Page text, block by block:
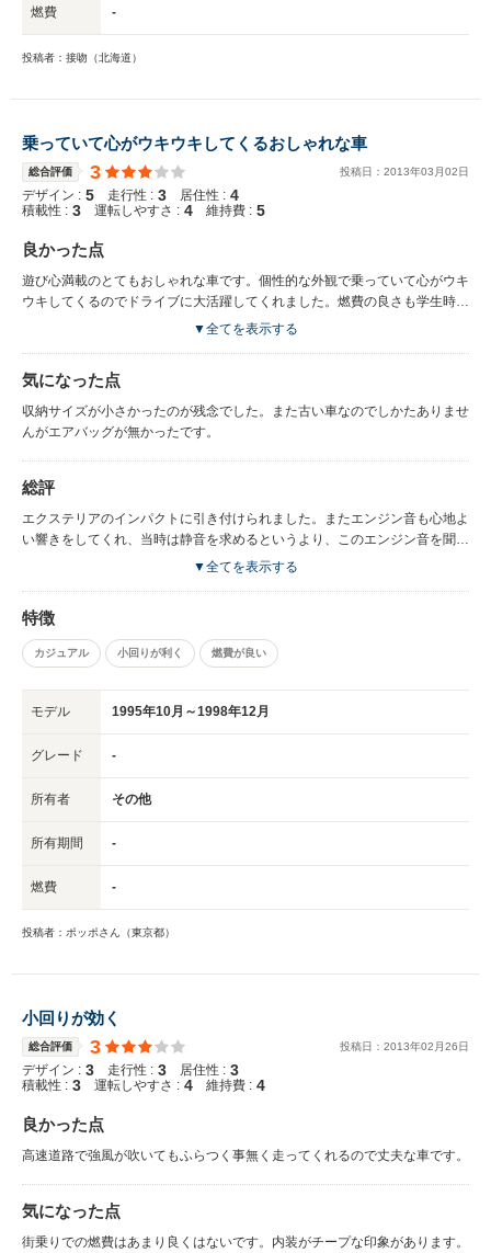
燃費 -
投稿者：接吻（北海道）
乗っていて心がウキウキしてくるおしゃれな車
総合評価 3 投稿日： 2013年03 月02日
デザイン : 5 走行性 : 3 居住性 : 4
積載性 : 3 運転しやすさ : 4 維持費 : 5
良かった点
遊び心満載のとてもおしゃれな車です。個性的な外観で乗っていて心がウキ
ウキしてくるのでドライブに大活躍してくれました。燃費の良さも学生時代
の当時にはありがたかったです。▼全てを表示する
気になった点
収納サイズが小さかったのが残念でした。また古い車なのでしかたありませ
んがエアバッグが無かったです。
総評
エクステリアのインパクトに引き付けられました。またエンジン音も心地よ
い響きをしてくれ、当時は静音を求めるというより、このエンジン音を聞い
て心を弾ませながらドライブをしていました。
▼全てを表示する
特徴
カジュアル 小回りが利く 燃費が良い
モデル 1995年10月～1998年12月
グレード -
所有者 その他
所有期間 -
燃費 -
投稿者：ポッポさん（東京都）
小回りが効く
総合評価 3 投稿日： 2013年02 月26日
デザイン : 3 走行性 : 3 居住性 : 3
積載性 : 3 運転しやすさ : 4 維持費 : 4
良かった点
高速道路で強風が吹いてもふらつく事無く走ってくれるので丈夫な車です。
気になった点
街乗りでの燃費はあまり良くはないです。内装がチープな印象があります。